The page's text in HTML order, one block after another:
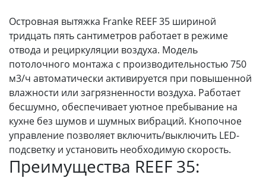
Островная вытяжка Franke REEF 35 шириной
тридцать пять сантиметров работает в режиме
отвода и рециркуляции воздуха. Модель
потолочного монтажа с производительностью 750
м3/ч автоматически активируется при повышенной
влажности или загрязненности воздуха. Работает
бесшумно, обеспечивает уютное пребывание на
кухне без шумов и шумных вибраций. Кнопочное
управление позволяет включить/выключить LED-
подсветку и установить необходимую скорость.
Преимущества REEF 35: